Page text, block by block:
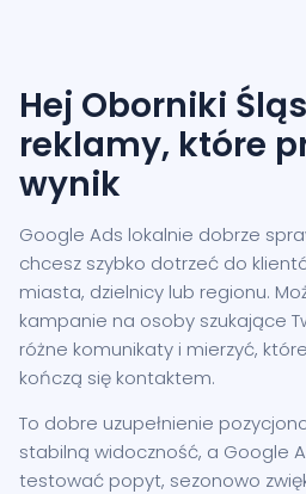
Hej Oborniki
reklamy, które
wynik
Google Ads lokalnie dobrze
chcesz szybko dotrzeć do
miasta, dzielnicy lub regionu.
kampanie na osoby szukające
różne komunikaty i mierzyć,
kończą się kontaktem.
To dobre uzupełnienie
stabilną widoczność, a Google
testować popyt, sezonowo